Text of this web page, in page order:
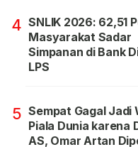
4 SNLIK 2026: 62,51
Masyarakat Sadar
Simpanan di Bank
LPS
5 Sempat Gagal Jadi
Piala Dunia karena
AS, Omar Artan